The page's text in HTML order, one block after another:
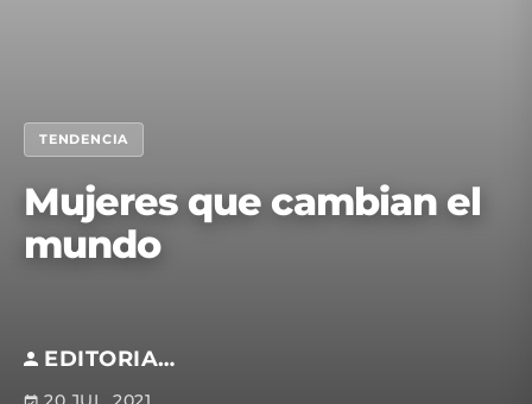
TENDENCIA
Mujeres que cambian el
mundo
EDITORIAL S.M